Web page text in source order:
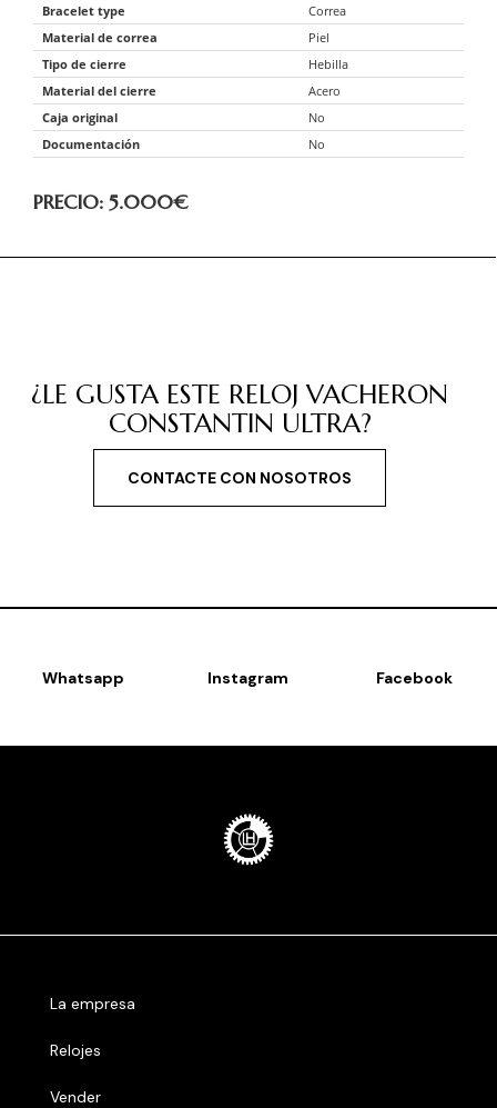
Bracelet type
Correa
Material de correa
Piel
Tipo de cierre
Hebilla
Material del cierre
Acero
Caja original
No
Documentación
No
PRECIO: 5.000€
¿LE GUSTA ESTE RELOJ VACHERON
CONSTANTIN ULTRA?
CONTACTE CON NOSOTROS
Whatsapp Instagram Facebook
La empresa
Relojes
Vender